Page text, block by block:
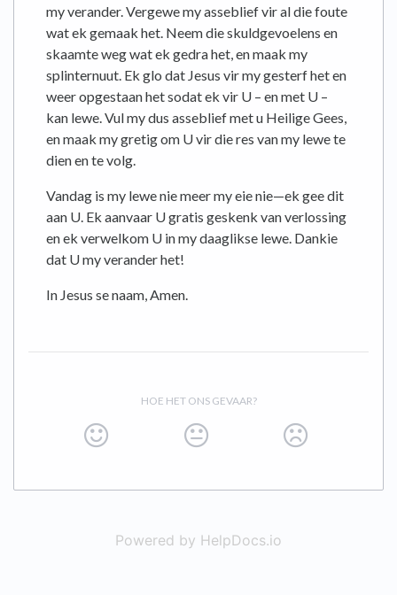
my verander. Vergewe my asseblief vir al die foute
wat ek gemaak het. Neem die skuldgevoelens en
skaamte weg wat ek gedra het, en maak my
splinternuut. Ek glo dat Jesus vir my gesterf het en
weer opgestaan ​​het sodat ek vir U – en met U –
kan lewe. Vul my dus asseblief met u Heilige Gees,
en maak my gretig om U vir die res van my lewe te
dien en te volg.
Vandag is my lewe nie meer my eie nie—ek gee dit
aan U. Ek aanvaar U gratis geskenk van verlossing
en ek verwelkom U in my daaglikse lewe. Dankie
dat U my verander het!
In Jesus se naam, Amen.
HOE HET ONS GEVAAR?
Powered by HelpDocs.io